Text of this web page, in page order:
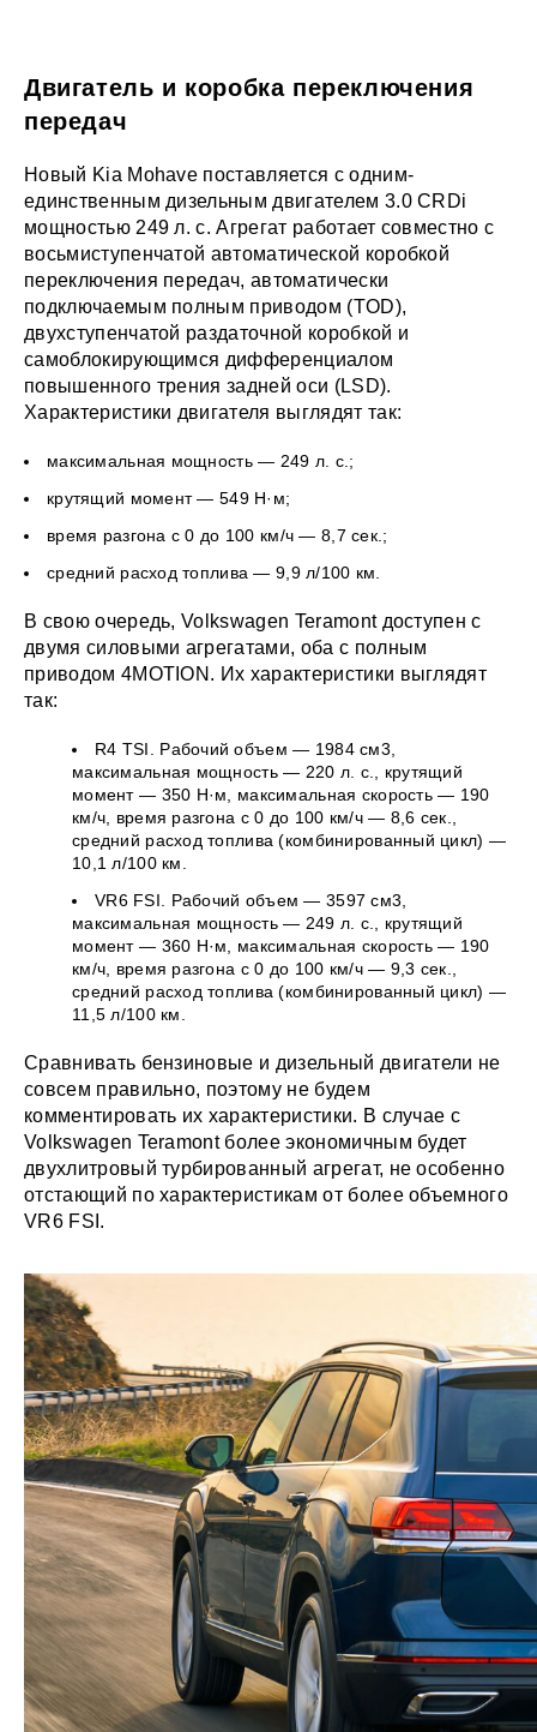
Двигатель и коробка переключения
передач
Новый Kia Mohave поставляется с одним-
единственным дизельным двигателем 3.0 CRDi
мощностью 249 л. с. Агрегат работает совместно с
восьмиступенчатой автоматической коробкой
переключения передач, автоматически
подключаемым полным приводом (TOD),
двухступенчатой раздаточной коробкой и
самоблокирующимся дифференциалом
повышенного трения задней оси (LSD).
Характеристики двигателя выглядят так:
максимальная мощность — 249 л. с.;
крутящий момент — 549 Н·м;
время разгона с 0 до 100 км/ч — 8,7 сек.;
средний расход топлива — 9,9 л/100 км.
В свою очередь, Volkswagen Teramont доступен с
двумя силовыми агрегатами, оба с полным
приводом 4MOTION. Их характеристики выглядят
так:
R4 TSI. Рабочий объем — 1984 см3,
максимальная мощность — 220 л. с., крутящий
момент — 350 Н·м, максимальная скорость — 190
км/ч, время разгона с 0 до 100 км/ч — 8,6 сек.,
средний расход топлива (комбинированный цикл) —
10,1 л/100 км.
VR6 FSI. Рабочий объем — 3597 см3,
максимальная мощность — 249 л. с., крутящий
момент — 360 Н·м, максимальная скорость — 190
км/ч, время разгона с 0 до 100 км/ч — 9,3 сек.,
средний расход топлива (комбинированный цикл) —
11,5 л/100 км.
Сравнивать бензиновые и дизельный двигатели не
совсем правильно, поэтому не будем
комментировать их характеристики. В случае с
Volkswagen Teramont более экономичным будет
двухлитровый турбированный агрегат, не особенно
отстающий по характеристикам от более объемного
VR6 FSI.